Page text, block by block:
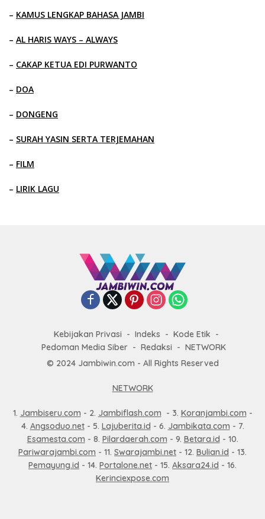
– KAMUS LENGKAP BAHASA JAMBI
– AL HARIS WAYS – ALWAYS
– CAKAP KETUA EDI PURWANTO
– DOA
– DONGENG
– SURAH YASIN SERTA TERJEMAHAN
– FILM
– LIRIK LAGU
Kebijakan Privasi Indeks
Kode Etik
Pedoman Media Siber
Redaksi
NETWORK
© 2024 Jambiwin.com - All Rights Reserved
NETWORK
1. Jambiseru.com - 2. Jambiflash.com - 3. Koranjambi.com -
4. Angsoduo.net- 5. Lajuberita.id - 6. Jambikata.com - 7.
Esamesta.com - 8. Pilardaerah.com - 9. Betara.id - 10.
Pariwarajambi.com - 11. Swarajambi.net - 12. Bulian.id - 13.
Pemayung.id - 14. Portalone.net - 15. Aksara24.id - 16.
Kerinciexpose.com